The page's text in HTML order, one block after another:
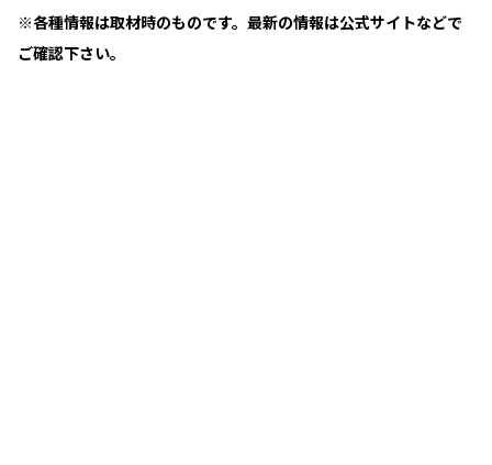
※各種情報は取材時のものです。最新の情報は公式サイトなどで
ご確認下さい。